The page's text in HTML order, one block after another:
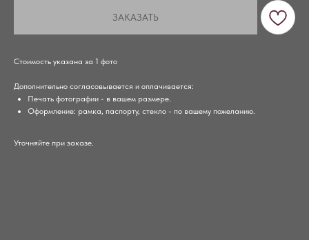
ЗАКАЗАТЬ
Стоимость указана за 1 фото
Дополнительно согласовывается и оплачивается:
Печать фотографии - в вашем размере.
Оформление: рамка, паспорту, стекло - по вашему пожеланию.
Уточняйте при заказе.